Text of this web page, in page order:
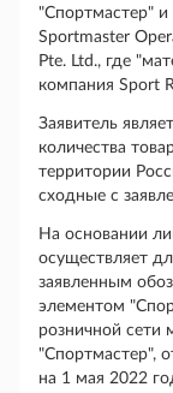
"Спортмастер" и
Sportmaster
Pte. Ltd., где
компания Sport
Заявитель
количества
территории
сходные с
На основании
осуществляет
заявленным
элементом
розничной сети
"Спортмастер",
на 1 мая 2022